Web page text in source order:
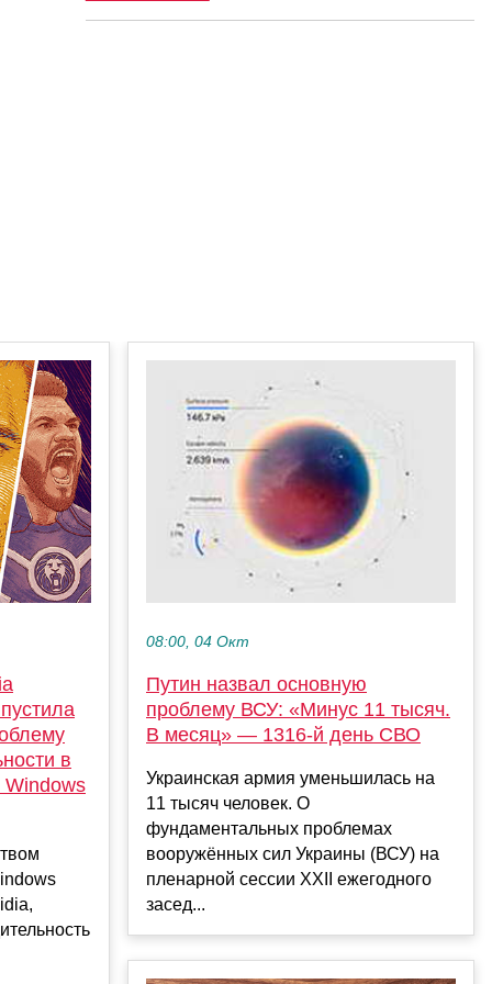
в
Windows
08:00, 04 Окт
Путин назвал основную
проблему ВСУ: «Минус 11 тысяч.
В месяц» — 1316-й день СВО
Украинская армия уменьшилась на
11 тысяч человек. О
фундаментальных проблемах
вооружённых сил Украины (ВСУ) на
пленарной сессии ХХII ежегодного
засед...